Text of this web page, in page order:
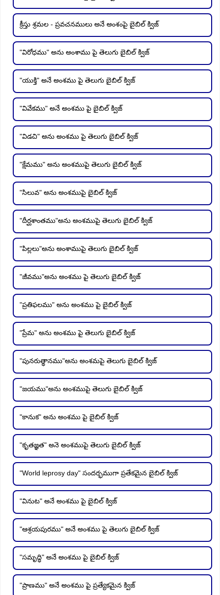
క్రీస్తు శ్రమల - ప్రవచనములు అనే అంశంపై బైబిల్ క్విజ్
"విరోధము" అను అంశాము పై తెలుగు బైబిల్ క్విజ్
"యుక్తి" అనే అంశము పై తెలుగు బైబిల్ క్విజ్
"వివేకము" అనే అంశము పై బైబిల్ క్విజ్
"విడచి" అను అంశము పై తెలుగు బైబిల్ క్విజ్
"క్షేమము" అను అంశముపై తెలుగు బైబిల్ క్విజ్
"సిలువ" అను అంశముపై బైబిల్ క్విజ్
"దీర్ఘశాంతము"అను అంశముపై తెలుగు బైబిల్ క్విజ్
"పిల్లలు"అను అంశాముపై తెలుగు బైబిల్ క్విజ్
"జీవము"అను అంశము పై తెలుగు బైబిల్ క్విజ్
"ప్రతిఫలము" అను అంశము పై బైబిల్ క్విజ్
"ప్రేమ" అను అంశము పై తెలుగు బైబిల్ క్విజ్
"పునరుత్థానము"అను అంశమపై తెలుగు బైబిల్ క్విజ్
"జయము"అను అంశముపై తెలుగు బైబిల్ క్విజ్
"కానుక" అను అంశము పై బైబిల్ క్విజ్
"కృతజ్ఞత" అనె అంశముపై తెలుగు బైబిల్ క్విజ్
"World leprosy day" సందర్భముగా ప్రతేకమైన బైబిల్ క్విజ్
"వినుట" అనే అంశము పై బైబిల్ క్విజ్
"ఆశ్రయపురము" అనే అంశము పై తెలుగు బైబిల్ క్విజ్
"సమృద్ధి" అనే అంశము పై బైబిల్ క్విజ్
"ప్రాణము" అనే అంశము పై ప్రత్యేకమైన క్విజ్